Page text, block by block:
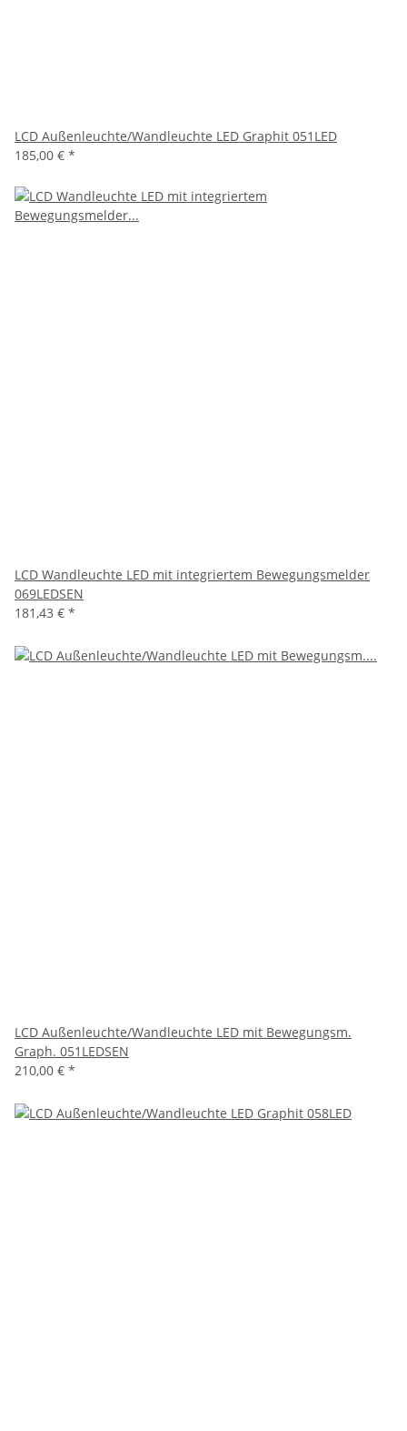
LCD Außenleuchte/Wandleuchte LED Graphit 051LED
185,00 € *
LCD Wandleuchte LED mit integriertem Bewegungsmelder
069LEDSEN
181,43 € *
LCD Außenleuchte/Wandleuchte LED mit Bewegungsm.
Graph. 051LEDSEN
210,00 € *